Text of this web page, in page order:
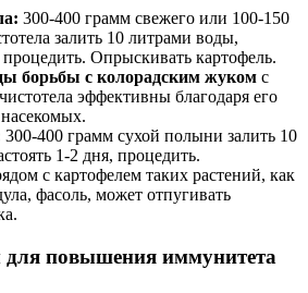
300-400 грамм свежего или 100-150
залить 10 литрами воды,
процедить. Опрыскивать картофель.
борьбы с колорадским жуком с
эффективны благодаря его
300-400 грамм сухой полыни залить 10
1-2 дня, процедить.
с картофелем таких растений, как
фасоль, может отпугивать
повышения иммунитета